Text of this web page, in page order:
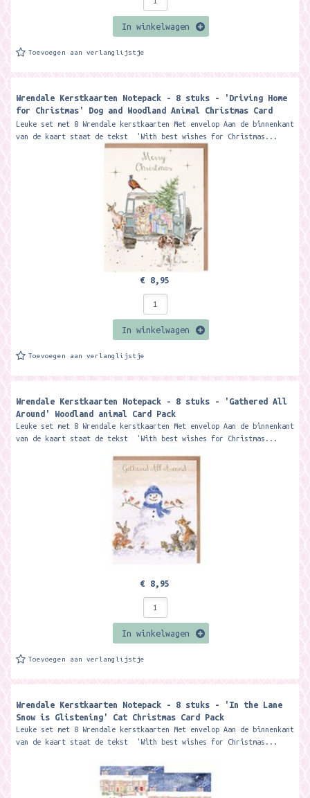
In winkelwagen
Toevoegen aan verlanglijstje
Wrendale Kerstkaarten Notepack - 8 stuks - 'Driving Home
for Christmas' Dog and Woodland Animal Christmas Card
Pack
Leuke set met 8 Wrendale kerstkaarten Met envelop Aan de binnenkant
van de kaart staat de tekst 'With best wishes for Christmas...
€ 8,95
In winkelwagen
Toevoegen aan verlanglijstje
Wrendale Kerstkaarten Notepack - 8 stuks - 'Gathered All
Around' Woodland animal Card Pack
Leuke set met 8 Wrendale kerstkaarten Met envelop Aan de binnenkant
van de kaart staat de tekst 'With best wishes for Christmas...
€ 8,95
In winkelwagen
Toevoegen aan verlanglijstje
Wrendale Kerstkaarten Notepack - 8 stuks - 'In the Lane
Snow is Glistening' Cat Christmas Card Pack ​
Leuke set met 8 Wrendale kerstkaarten Met envelop Aan de binnenkant
van de kaart staat de tekst 'With best wishes for Christmas...